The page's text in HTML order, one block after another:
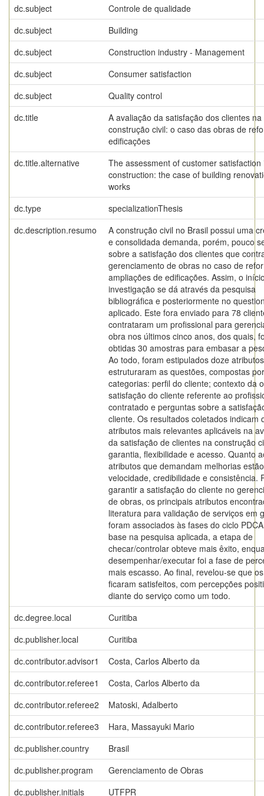
dc.subject
Controle de qualidade
dc.subject
Building
dc.subject
Construction industry - Management
dc.subject
Consumer satisfaction
dc.subject
Quality control
dc.title
A avaliação da satisfação dos clientes na
construção civil: o caso das obras de
edificações
dc.title.alternative
The assessment of customer satisfaction
construction: the case of building
works
dc.type
specializationThesis
dc.description.resumo
A construção civil no Brasil possui uma
e consolidada demanda, porém, pouco
sobre a satisfação dos clientes que
gerenciamento de obras no caso de
ampliações de edificações. Assim, o
investigação se dá através da pesquisa
bibliográfica e posteriormente no
aplicado. Este fora enviado para 78
contrataram um profissional para
obra nos últimos cinco anos, dos quais,
obtidas 30 amostras para embasar a
Ao todo, foram estipulados doze
estruturaram as questões, compostas
categorias: perfil do cliente; contexto da
satisfação do cliente referente ao
contratado e perguntas sobre a
cliente. Os resultados coletados indicam
atributos mais relevantes aplicáveis na
da satisfação de clientes na construção
garantia, flexibilidade e acesso. Quanto
atributos que demandam melhorias
velocidade, credibilidade e consistência.
garantir a satisfação do cliente no
de obras, os principais atributos
literatura para validação de serviços em
foram associados às fases do ciclo
base na pesquisa aplicada, a etapa de
checar/controlar obteve mais êxito,
desempenhar/executar foi a fase de
mais escasso. Ao final, revelou-se que
ficaram satisfeitos, com percepções
diante do serviço como um todo.
dc.degree.local
Curitiba
dc.publisher.local
Curitiba
dc.contributor.advisor1
Costa, Carlos Alberto da
dc.contributor.referee1
Costa, Carlos Alberto da
dc.contributor.referee2
Matoski, Adalberto
dc.contributor.referee3
Hara, Massayuki Mario
dc.publisher.country
Brasil
dc.publisher.program
Gerenciamento de Obras
dc.publisher.initials
UTFPR